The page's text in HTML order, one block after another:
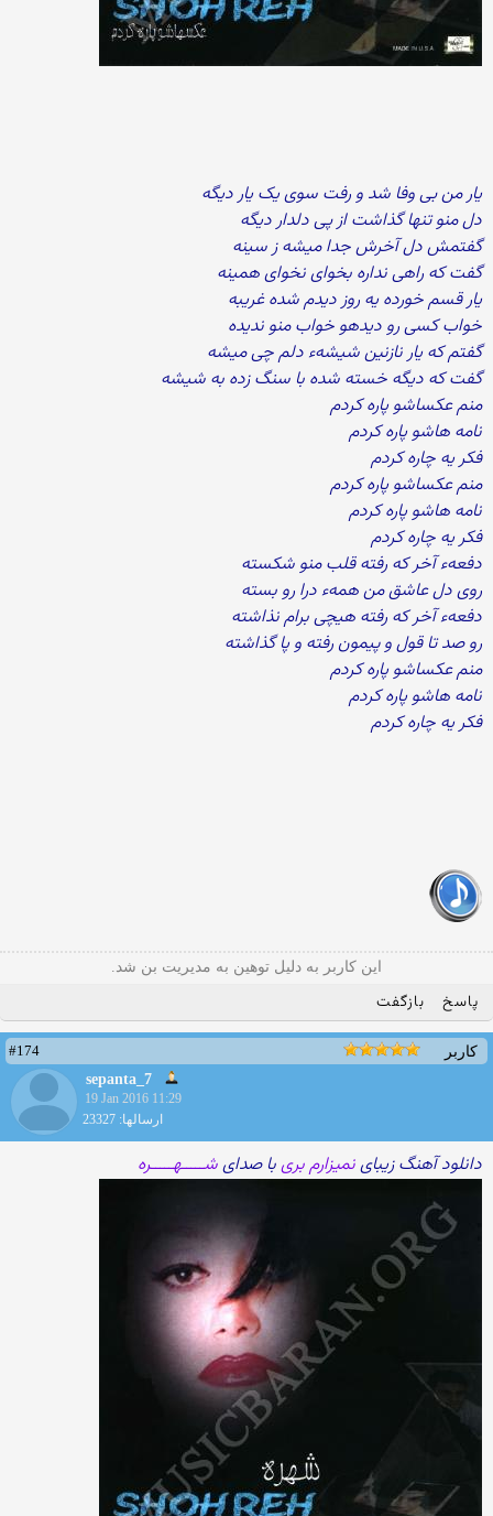
یار من بی وفا شد و رفت سوی یک یار دیگه
دل منو تنها گذاشت از پی دلدار دیگه
گفتمش دل آخرش جدا میشه ز سینه
گفت که راهی نداره بخوای نخوای همینه
یار قسم خورده یه روز دیدم شده غریبه
خواب کسی رو دیدهو خواب منو ندیده
گفتم که یار نازنین شیشهء دلم چی میشه
گفت که دیگه خسته شده با سنگ زده به شیشه
منم عکساشو پاره کردم
نامه هاشو پاره کردم
فکر یه چاره کردم
منم عکساشو پاره کردم
نامه هاشو پاره کردم
فکر یه چاره کردم
دفعهء آخر که رفته قلب منو شکسته
روی دل عاشق من همهء درا رو بسته
دفعهء آخر که رفته هیچی برام نذاشته
رو صد تا قول و پیمون رفته و پا گذاشته
منم عکساشو پاره کردم
نامه هاشو پاره کردم
فکر یه چاره کردم
این کاربر به دلیل توهین به مدیریت بن شد.
پاسخ بازگفت
کاربر
#174
sepanta_7
19 Jan 2016 11:29
ارسالها: 23327
دانلود آهنگ زیباینمیزارم بریبا صدایشـــــهـــــره